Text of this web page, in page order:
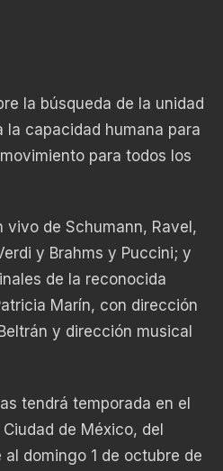
la búsqueda de la unidad
la capacidad humana para
para todos los
vivo de Schumann, Ravel,
y Brahms y Puccini; y
de la reconocida
Marín, con dirección
y dirección musical
tendrá temporada en el
de México, del
domingo 1 de octubre de